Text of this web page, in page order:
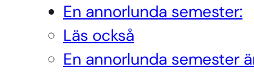
En annorlunda semester:
Läs också
En annorlunda semester